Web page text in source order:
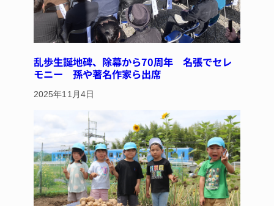
乱歩生誕地碑、除幕から70周年 名張でセレ
モニー 孫や著名作家ら出席
2025年11月4日